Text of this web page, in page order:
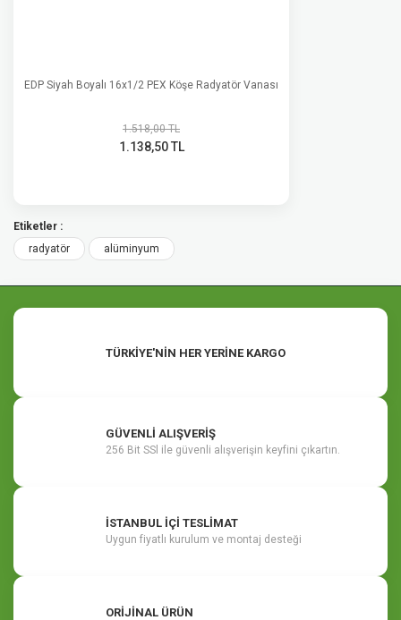
EDP Siyah Boyalı 16x1/2 PEX Köşe Radyatör Vanası
1.518,00 TL
1.138,50 TL
Etiketler :
radyatör
alüminyum
TÜRKİYE'NİN HER YERİNE KARGO
GÜVENLİ ALIŞVERİŞ
256 Bit SSl ile güvenli alışverişin keyfini çıkartın.
İSTANBUL İÇİ TESLİMAT
Uygun fiyatlı kurulum ve montaj desteği
ORİJİNAL ÜRÜN